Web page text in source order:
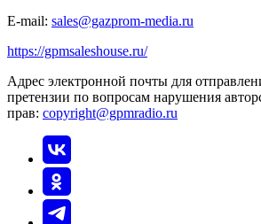
E-mail: sales@gazprom-media.ru
https://gpmsaleshouse.ru/
Адрес электронной почты для
претензии по вопросам нарушения
прав: copyright@gpmradio.ru